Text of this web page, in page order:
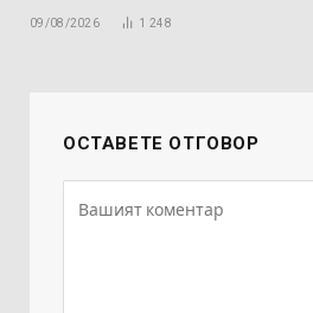
09/08/2026 1 248
ОСТАВЕТЕ ОТГОВОР